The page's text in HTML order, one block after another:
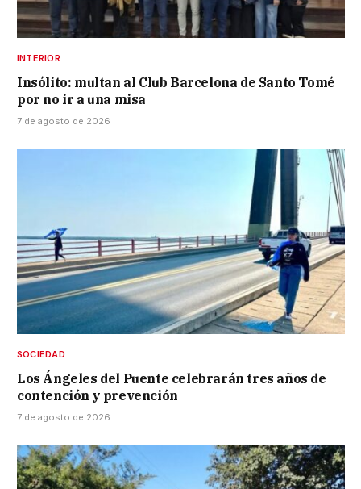
INTERIOR
Insólito: multan al Club Barcelona de Santo Tomé
por no ir a una misa
7 de agosto de 2026
SOCIEDAD
Los Ángeles del Puente celebrarán tres años de
contención y prevención
7 de agosto de 2026